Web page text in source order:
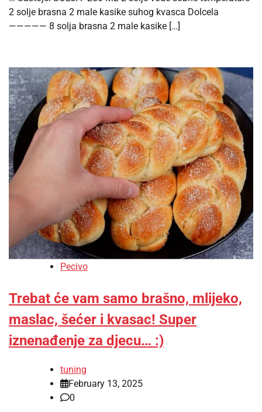
2 solje brasna 2 male kasike suhog kvasca Dolcela
————— 8 solja brasna 2 male kasike […]
Pecivo
Trebat će vam samo brašno, mlijeko,
maslac, šećer i kvasac! Super
iznenađenje za djecu… :)
tuning
February 13, 2025
0